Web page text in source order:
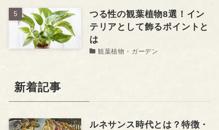
つる性の観葉植物8選！イン
テリアとして飾るポイントと
は
観葉植物・ガーデン
新着記事
ルネサンス時代とは？特徴・